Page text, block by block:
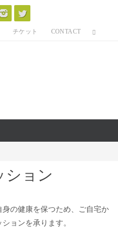
チケット CONTACT
ション
の健康を保つため、ご自宅か
ョンを承ります。